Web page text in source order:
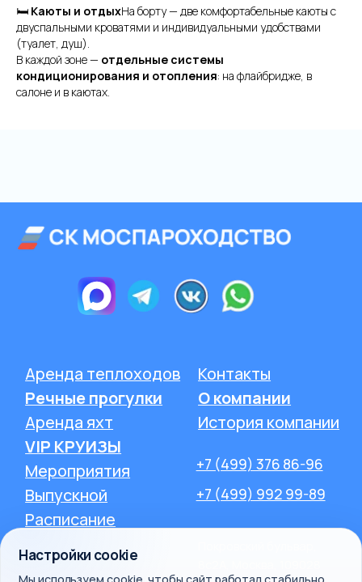
🛏 Каюты и отдыхНа борту — две комфортабельные каюты с
двуспальными кроватями и индивидуальными удобствами
(туалет, душ).
В каждой зоне — отдельные системы
кондиционирования и отопления: на флайбридже, в
салоне и в каютах.
Согласие на обработку персональных данных
Политика обработки персональных данных
ИП Зимин Дмитрий Вячеславович
Аренда теплоходов
Речные прогулки
Аренда яхт
Контакты
О компании
Пользовательское соглашение
Настройки cookie